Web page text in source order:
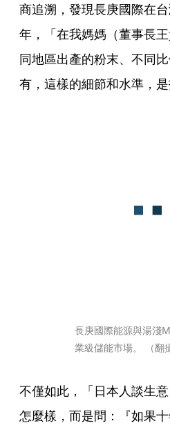
商追溯，發現長庚國際在
年，「在我媽媽（董事長
同地區出產的粉末、不同
有，這樣的細節和水準，
長庚國際能源與湯淺
業級儲能市場。 （翻
不僅如此，「日本人談生
怎麼樣，而是問：『如果